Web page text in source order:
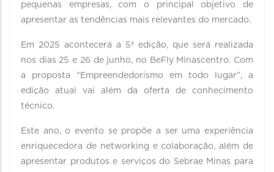
pequenas empresas, com o principal objetivo de
apresentar as tendências mais relevantes do mercado.
Em 2025 acontecerá a 5ª edição, que será realizada
nos dias 25 e 26 de junho, no BeFly Minascentro. Com
a proposta “Empreendedorismo em todo lugar”, a
edição atual vai além da oferta de conhecimento
técnico.
Este ano, o evento se propõe a ser uma experiência
enriquecedora de networking e colaboração, além de
apresentar produtos e serviços do Sebrae Minas para